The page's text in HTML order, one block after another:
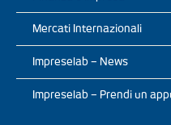
Mercati Internazionali
Impreselab – News
Impreselab – Prendi un